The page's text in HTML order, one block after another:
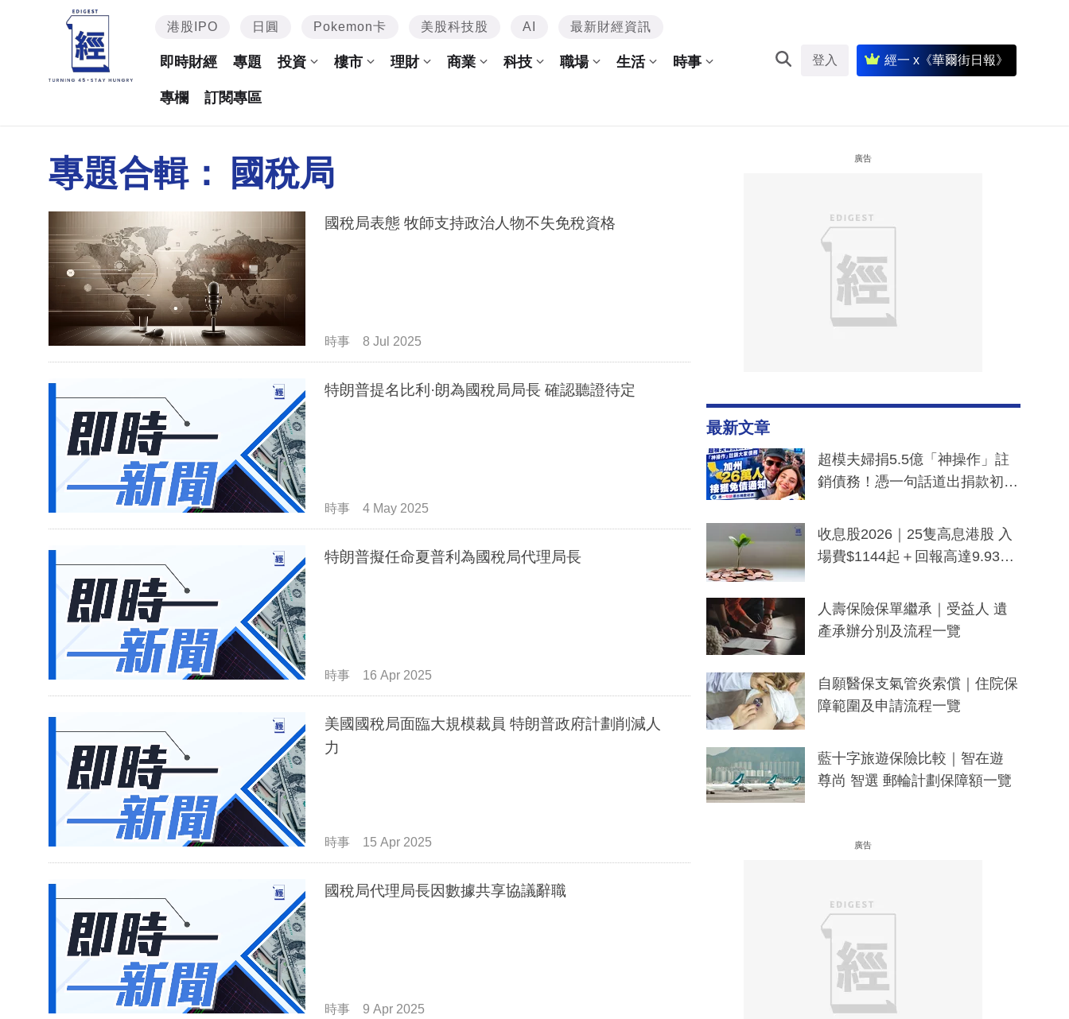
港股IPO 日圓 Pokemon卡 美股科技股 AI 最新財經資訊
即時財經 專題 投資 樓市 理財 商業 科技 職場 生活 時事
專欄 訂閱專區
登入 經一 x《華爾街日報》
專題合輯： 國稅局
國稅局表態 牧師支持政治人物不失免稅資格
時事 8 Jul 2025
特朗普提名比利·朗為國稅局局長 確認聽證待定
時事 4 May 2025
特朗普擬任命夏普利為國稅局代理局長
時事 16 Apr 2025
美國國稅局面臨大規模裁員 特朗普政府計劃削減人
力
時事 15 Apr 2025
國稅局代理局長因數據共享協議辭職
時事 9 Apr 2025
廣告
最新文章
超模夫婦捐5.5億「神操作」註
銷債務！憑一句話道出捐款初
一度被誤當詐騙手段
收息股2026｜25隻高息港股 入
場費$1144起＋回報高達9.93
人壽保險保單繼承｜受益人 遺
產承辦分別及流程一覽
自願醫保支氣管炎索償｜住院保
障範圍及申請流程一覽
藍十字旅遊保險比較｜智在遊
尊尚 智選 郵輪計劃保障額一覽
廣告